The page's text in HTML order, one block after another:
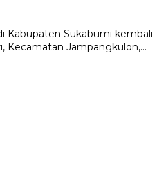
Kabupaten Sukabumi kembali
Kecamatan Jampangkulon,…